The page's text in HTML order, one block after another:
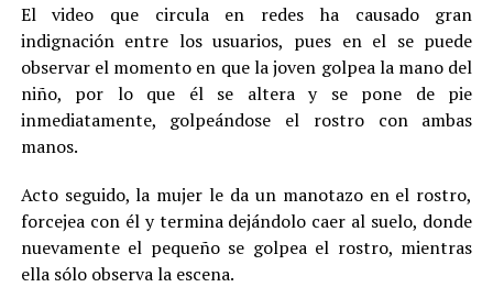
El video que circula en redes ha causado gran
indignación entre los usuarios, pues en el se puede
observar el momento en que la joven golpea la mano del
niño, por lo que él se altera y se pone de pie
inmediatamente, golpeándose el rostro con ambas
manos.
Acto seguido, la mujer le da un manotazo en el rostro,
forcejea con él y termina dejándolo caer al suelo, donde
nuevamente el pequeño se golpea el rostro, mientras
ella sólo observa la escena.